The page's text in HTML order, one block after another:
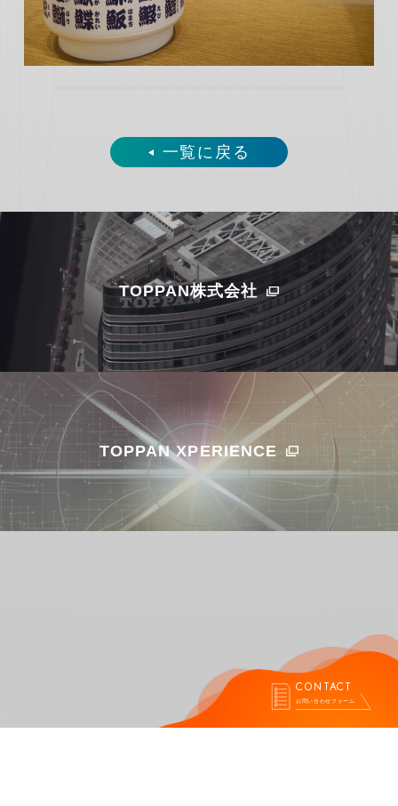
一覧に戻る
TOPPAN株式会社
TOPPAN XPERIENCE
CONTACT
お問い合わせフォーム